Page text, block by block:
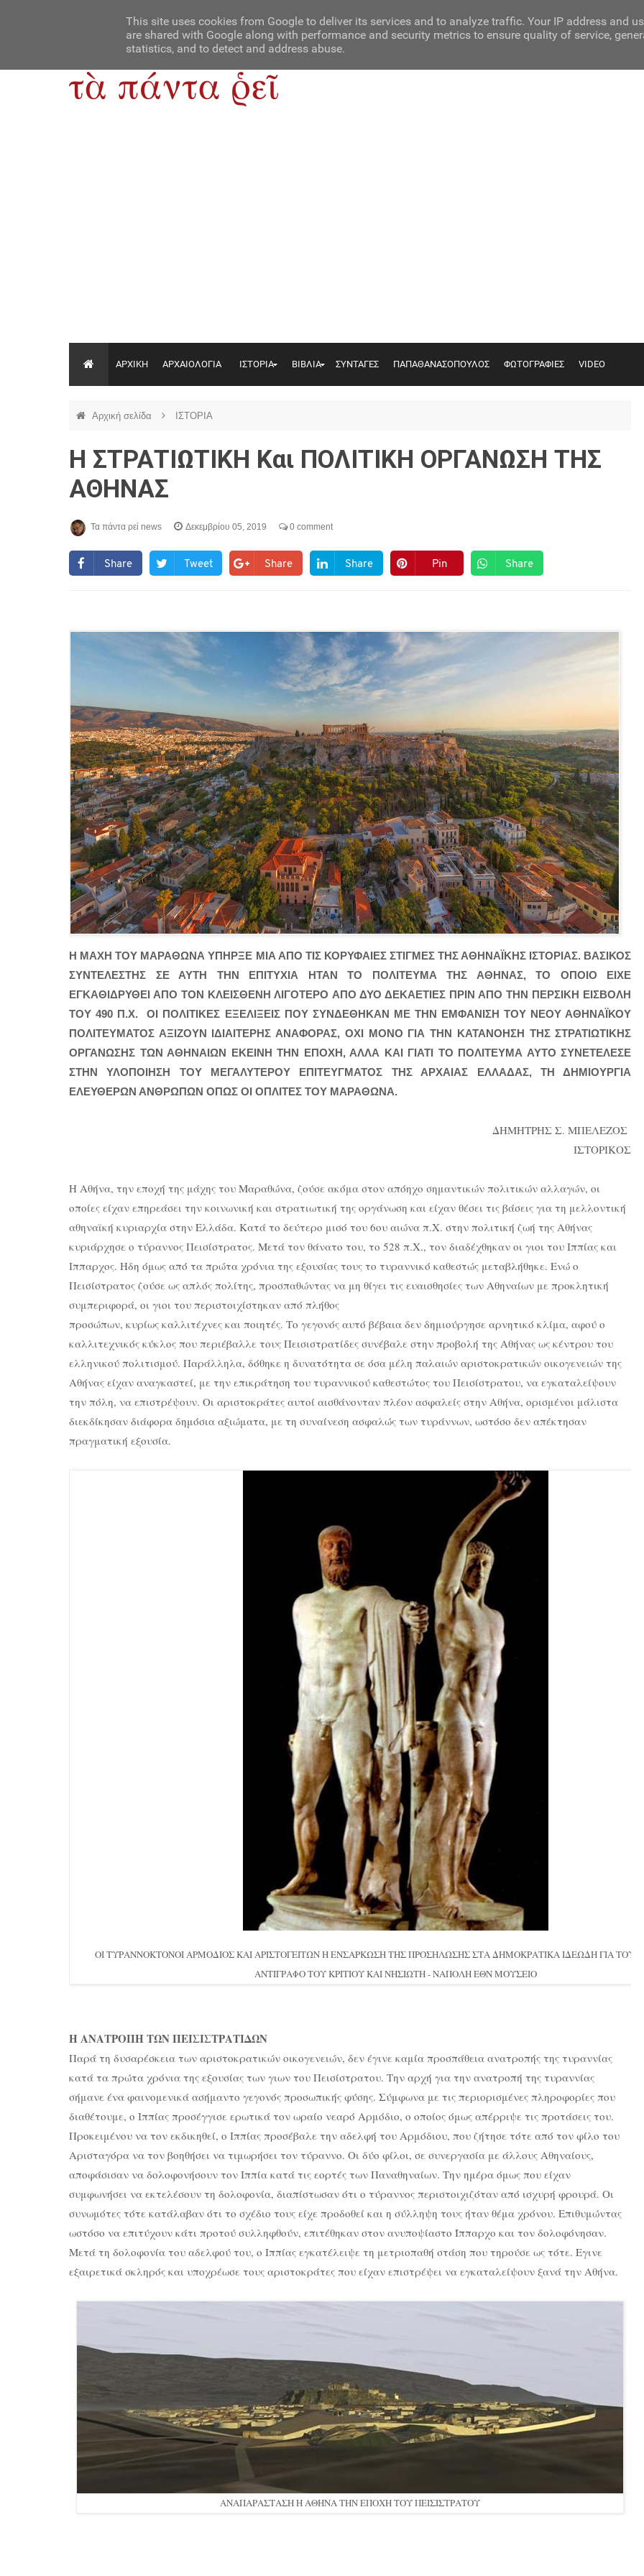
Contact Us About Us
ΑΡΧΙΚΗ ΑΡΧΑΙΟΛΟΓΙΑ ΙΣΤΟΡΙΑ ΒΙΒΛΙΑ ΣΥΝΤΑΓΕΣ ΠΑΠΑΘΑΝΑΣΟΠΟΥΛΟΣ ΦΩΤΟΓΡΑΦΙΕΣ VIDEO
Αρχική σελίδα ΙΣΤΟΡΙΑ
Η ΣΤΡΑΤΙΩΤΙΚΗ Και ΠΟΛΙΤΙΚΗ ΟΡΓΑΝΩΣΗ ΤΗΣ
ΑΘΗΝΑΣ
Τα πάντα ρεί news Δεκεμβρίου 05, 2019 0 comment
Share Tweet Share Share Pin Share
Η ΜΑΧΗ ΤΟΥ ΜΑΡΑΘΩΝΑ ΥΠΗΡΞΕ ΜΙΑ ΑΠΟ ΤΙΣ ΚΟΡΥΦΑΙΕΣ ΣΤΙΓΜΕΣ ΤΗΣ ΑΘΗΝΑΪΚΗΣ ΙΣΤΟΡΙΑΣ. ΒΑΣΙΚΟΣ
ΣΥΝΤΕΛΕΣΤΗΣ ΣΕ ΑΥΤΗ ΤΗΝ ΕΠΙΤΥΧΙΑ ΗΤΑΝ ΤΟ ΠΟΛΙΤΕΥΜΑ ΤΗΣ ΑΘΗΝΑΣ, ΤΟ ΟΠΟΙΟ ΕΙΧΕ
ΕΓΚΑΘΙΔΡΥΘΕΙ ΑΠΟ ΤΟΝ ΚΛΕΙΣΘΕΝΗ ΛΙΓΟΤΕΡΟ ΑΠΟ ΔΥΟ ΔΕΚΑΕΤΙΕΣ ΠΡΙΝ ΑΠΟ ΤΗΝ ΠΕΡΣΙΚΗ ΕΙΣΒΟΛΗ
ΤΟΥ 490 Π.Χ. ΟΙ ΠΟΛΙΤΙΚΕΣ ΕΞΕΛΙΞΕΙΣ ΠΟΥ ΣΥΝΔΕΘΗΚΑΝ ΜΕ ΤΗΝ ΕΜΦΑΝΙΣΗ ΤΟΥ ΝΕΟΥ ΑΘΗΝΑΪΚΟΥ
ΠΟΛΙΤΕΥΜΑΤΟΣ ΑΞΙΖΟΥΝ ΙΔΙΑΙΤΕΡΗΣ ΑΝΑΦΟΡΑΣ, ΟΧΙ ΜΟΝΟ ΓΙΑ ΤΗΝ ΚΑΤΑΝΟΗΣΗ ΤΗΣ ΣΤΡΑΤΙΩΤΙΚΗΣ
ΟΡΓΑΝΩΣΗΣ ΤΩΝ ΑΘΗΝΑΙΩΝ ΕΚΕΙΝΗ ΤΗΝ ΕΠΟΧΗ, ΑΛΛΑ ΚΑΙ ΓΙΑΤΙ ΤΟ ΠΟΛΙΤΕΥΜΑ ΑΥΤΟ ΣΥΝΕΤΕΛΕΣΕ
ΣΤΗΝ ΥΛΟΠΟΙΗΣΗ ΤΟΥ ΜΕΓΑΛΥΤΕΡΟΥ ΕΠΙΤΕΥΓΜΑΤΟΣ ΤΗΣ ΑΡΧΑΙΑΣ ΕΛΛΑΔΑΣ, ΤΗ ΔΗΜΙΟΥΡΓΙΑ
ΕΛΕΥΘΕΡΩΝ ΑΝΘΡΩΠΩΝ ΟΠΩΣ ΟΙ ΟΠΛΙΤΕΣ ΤΟΥ ΜΑΡΑΘΩΝΑ.
ΔΗΜΗΤΡΗΣ Σ. ΜΠΕΛΕΖΟΣ
ΙΣΤΟΡΙΚΟΣ
Η Αθήνα, την εποχή της μάχης του Μαραθώνα, ζούσε ακόμα στον απόηχο σημαντικών πολιτικών αλλαγών, οι
οποίες είχαν επηρεάσει την κοινωνική και στρατιωτική της οργάνωση και είχαν θέσει τις βάσεις για τη μελλοντική
αθηναϊκή κυριαρχία στην Ελλάδα. Κατά το δεύτερο μισό του 6ου αιώνα π.Χ. στην πολιτική ζωή της Αθήνας
κυριάρχησε ο τύραννος Πεισίστρατος. Μετά τον θάνατο του, το 528 π.Χ., τον διαδέχθηκαν οι γιοι του Ιππίας και
Ιππαρχος. Ηδη όμως από τα πρώτα χρόνια της εξουσίας τους το τυραννικό καθεστώς μεταβλήθηκε. Ενώ ο
Πεισίστρατος ζούσε ως απλός πολίτης, προσπαθώντας να μη θίγει τις ευαισθησίες των Αθηναίων με προκλητική
συμπεριφορά, οι γιοι του περιστοιχίστηκαν από πλήθος
προσώπων, κυρίως καλλιτέχνες και ποιητές. Το γεγονός αυτό βέβαια δεν δημιούργησε αρνητικό κλίμα, αφού ο
καλλιτεχνικός κύκλος που περιέβαλλε τους Πεισιστρατίδες συνέβαλε στην προβολή της Αθήνας ως κέντρου του
ελληνικού πολιτισμού. Παράλληλα, δόθηκε η δυνατότητα σε όσα μέλη παλαιών αριστοκρατικών οικογενειών της
Αθήνας είχαν αναγκαστεί, με την επικράτηση του τυραννικού καθεστώτος του Πεισίστρατου, να εγκαταλείψουν
την πόλη, να επιστρέψουν. Οι αριστοκράτες αυτοί αισθάνονταν πλέον ασφαλείς στην Αθήνα, ορισμένοι μάλιστα
διεκδίκησαν διάφορα δημόσια αξιώματα, με τη συναίνεση ασφαλώς των τυράννων, ωστόσο δεν απέκτησαν
πραγματική εξουσία.
ΟΙ ΤΥΡΑΝΝΟΚΤΟΝΟΙ ΑΡΜΟΔΙΟΣ ΚΑΙ ΑΡΙΣΤΟΓΕΙΤΩΝ Η ΕΝΣΑΡΚΩΣΗ ΤΗΣ ΠΡΟΣΗΛΩΣΗΣ ΣΤΑ ΔΗΜΟΚΡΑΤΙΚΑ ΙΔΕΩΔΗ ΓΙΑ ΤΟΥΣ
ΑΝΤΙΓΡΑΦΟ ΤΟΥ ΚΡΙΤΙΟΥ ΚΑΙ ΝΗΣΙΩΤΗ - ΝΑΠΟΛΗ ΕΘΝ ΜΟΥΣΕΙΟ
Η ΑΝΑΤΡΟΠΗ ΤΩΝ ΠΕΙΣΙΣΤΡΑΤΙΔΩΝ
Παρά τη δυσαρέσκεια των αριστοκρατικών οικογενειών, δεν έγινε καμία προσπάθεια ανατροπής της τυραννίας
κατά τα πρώτα χρόνια της εξουσίας των γιων του Πεισίστρατου. Την αρχή για την ανατροπή της τυραννίας
σήμανε ένα φαινομενικά ασήμαντο γεγονός προσωπικής φύσης. Σύμφωνα με τις περιορισμένες πληροφορίες που
διαθέτουμε, ο Ιππίας προσέγγισε ερωτικά τον ωραίο νεαρό Αρμόδιο, ο οποίος όμως απέρριψε τις προτάσεις του.
Προκειμένου να τον εκδικηθεί, ο Ιππίας προσέβαλε την αδελφή του Αρμόδιου, που ζήτησε τότε από τον φίλο του
Αρισταγόρα να τον βοηθήσει να τιμωρήσει τον τύραννο. Οι δύο φίλοι, σε συνεργασία με άλλους Αθηναίους,
αποφάσισαν να δολοφονήσουν τον Ιππία κατά τις εορτές των Παναθηναίων. Την ημέρα όμως που είχαν
συμφωνήσει να εκτελέσουν τη δολοφονία, διαπίστωσαν ότι ο τύραννος περιστοιχιζόταν από ισχυρή φρουρά. Οι
συνωμότες τότε κατάλαβαν ότι το σχέδιο τους είχε προδοθεί και η σύλληψη τους ήταν θέμα χρόνου. Επιθυμώντας
ωστόσο να επιτύχουν κάτι προτού συλληφθούν, επιτέθηκαν στον ανυποψίαστο Ίππαρχο και τον δολοφόνησαν.
Μετά τη δολοφονία του αδελφού του, ο Ιππίας εγκατέλειψε τη μετριοπαθή στάση που τηρούσε ως τότε. Εγινε
εξαιρετικά σκληρός και υποχρέωσε τους αριστοκράτες που είχαν επιστρέψει να εγκαταλείψουν ξανά την Αθήνα.
ΑΝΑΠΑΡΑΣΤΑΣΗ H ΑΘΗΝΑ ΤΗΝ ΕΠΟΧΗ ΤΟΥ ΠΕΙΣΙΣΤΡΑΤΟΥ
This site uses cookies from Google to deliver its services and to analyze traffic. Your IP address and
are shared with Google along with performance and security metrics to ensure quality of service,
statistics, and to detect and address abuse.